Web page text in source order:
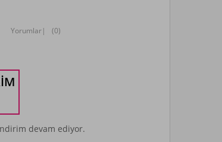
Yorumlar| (0)
devam ediyor.